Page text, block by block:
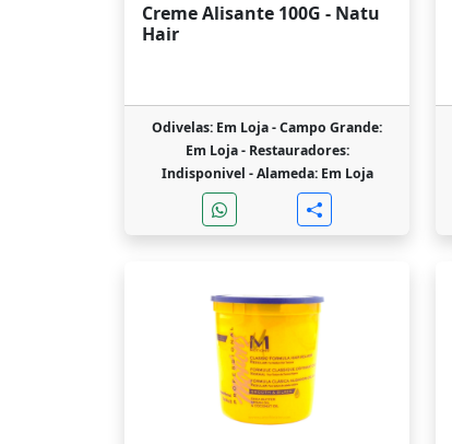
Creme Alisante 100G - Natu
Hair
Odivelas: Em Loja -Campo Grande:
Em Loja - Restauradores:
Indisponivel -Alameda: Em Loja